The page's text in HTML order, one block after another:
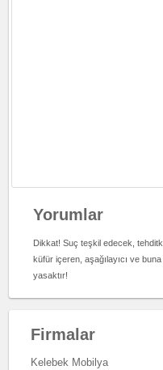
Yorumlar
Dikkat! Suç teşkil edecek,
küfür içeren, aşağılayıcı ve
yasaktır!
Firmalar
Kelebek Mobilya